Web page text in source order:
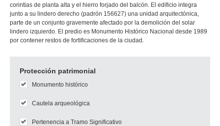
corintias de planta alta y el hierro forjado del balcón. El edificio integra
junto a su lindero derecho (padrón 156627) una unidad arquitectónica,
parte de un conjunto gravemente afectado por la demolición del solar
lindero izquierdo. El predio es Monumento Histórico Nacional desde 1989
por contener restos de fortificaciones de la ciudad.
Protección patrimonial
Monumento histórico
Cautela arqueológica
Pertenencia a Tramo Significativo